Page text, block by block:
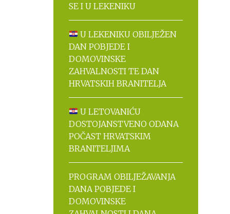
SE I U LEKENIKU
U LEKENIKU OBILJEŽEN
DAN POBJEDE I
DOMOVINSKE
ZAHVALNOSTI TE DAN
HRVATSKIH BRANITELJA
U LETOVANIĆU
DOSTOJANSTVENO ODANA
POČAST HRVATSKIM
BRANITELJIMA
PROGRAM OBILJEŽAVANJA
DANA POBJEDE I
DOMOVINSKE